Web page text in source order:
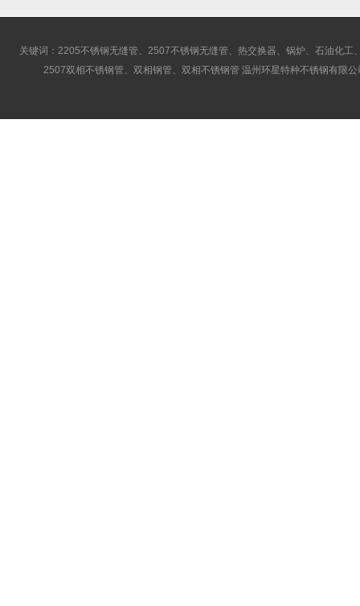
关键词：2205不锈钢无缝管、2507不锈钢无缝管、热交换器、锅炉、石油化
2507双相不锈钢管、双相钢管、双相不锈钢管 温州环星特种不锈钢有限